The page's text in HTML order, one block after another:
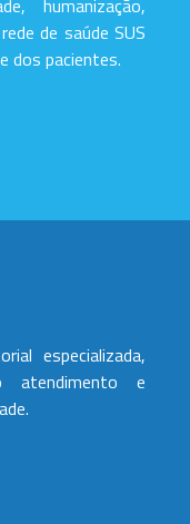
humanização,
de saúde SUS
dos pacientes.
especializada,
atendimento e